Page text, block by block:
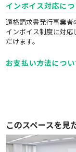
インボイス対応につ
適格請求書発行事業者
インボイス制度に対
だけます。
お支払い方法につい
このスペースを見